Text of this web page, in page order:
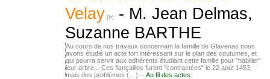
Velay
- M. Jean Delmas,
Suzanne BARTHE
Au cours de nos travaux concernant la famille de Glavenas nous
avons étudié un acte fort intéressant sur le plan des coutumes, et
qui pourra servir aux adhérents étudiant cette famille pour "habiller"
leur arbre... Ces fiançailles furent "contractées" le 22 août 1453,
mais des problèmes (…) -- Au fil des actes